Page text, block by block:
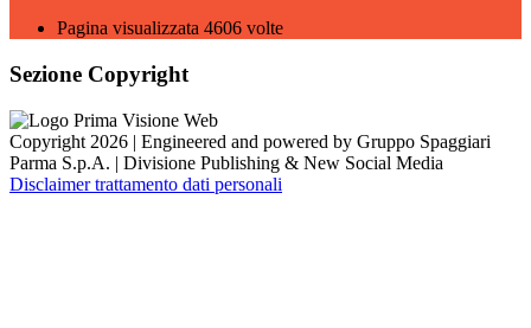
Pagina visualizzata 4606 volte
Sezione Copyright
Copyright 2026 | Engineered and powered by Gruppo Spaggiari
Parma S.p.A. | Divisione Publishing & New Social Media
Disclaimer trattamento dati personali